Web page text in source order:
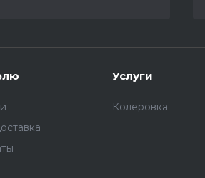
Услуги
Колеровка